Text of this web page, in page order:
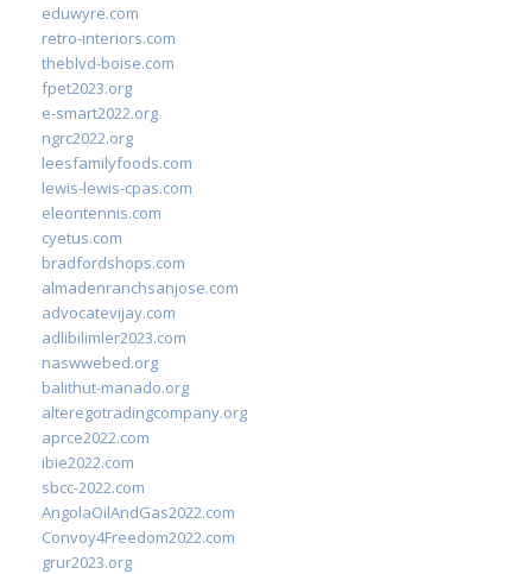
eduwyre.com
retro-interiors.com
theblvd-boise.com
fpet2023.org
e-smart2022.org
ngrc2022.org
leesfamilyfoods.com
lewis-lewis-cpas.com
eleontennis.com
cyetus.com
bradfordshops.com
almadenranchsanjose.com
advocatevijay.com
adlibilimler2023.com
naswwebed.org
balithut-manado.org
alteregotradingcompany.org
aprce2022.com
ibie2022.com
sbcc-2022.com
AngolaOilAndGas2022.com
Convoy4Freedom2022.com
grur2023.org